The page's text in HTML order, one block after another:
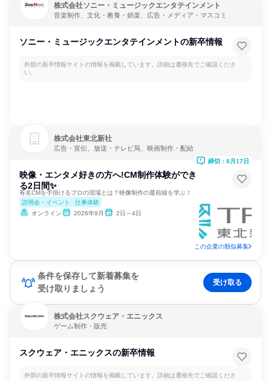
株式会社ソニー・ミュージックエンタテインメント
音楽制作、文化・教養・娯楽、広告・メディア・マスコミ
ソニー・ミュージックエンタテインメントの新卒情報
外部の新卒情報サイトの情報を掲載しています。詳細は遷移先でご確認くださ
い。
株式会社東北新社
広告・宣伝、放送・テレビ局、映画制作・配給
映像・エンタメ好きの方へ!CM制作体験ができ
る2日間✨
有名CMを手掛けるプロの現場とは？映像制作の最前線を学ぶ！
説明会・イベント
仕事体験
オンライン
2026年9月 2日～4日
締切：8月17日
この企業の類似募集
条件を保存して新着募集を
受け取りましょう
受け取る
株式会社スクウェア・エニックス
ゲーム制作・販売
スクウェア・エニックスの新卒情報
外部の新卒情報サイトの情報を掲載しています。詳細は遷移先でご確認くださ